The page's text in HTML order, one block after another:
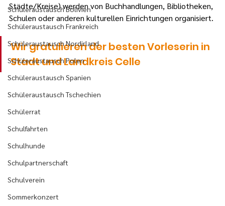
Schüleraustausch Bolivien
Schüleraustausch Frankreich
Schüleraustausch Nordirland
Schüleraustausch Polen
Schüleraustausch Spanien
Schüleraustausch Tschechien
Schülerrat
Schulfahrten
Schulhunde
Schulpartnerschaft
Schulverein
Sommerkonzert
Städte/Kreise) werden von Buchhandlungen, Bibliotheken,
Schulen oder anderen kulturellen Einrichtungen organisiert.
Wir gratulieren der besten Vorleserin in
Stadt und Landkreis Celle